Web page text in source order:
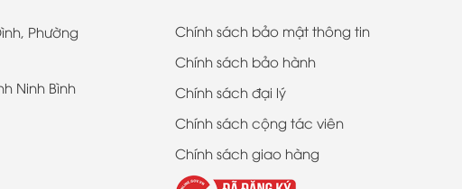
Phường
Ninh Bình
Chính sách bảo mật thông tin
Chính sách bảo hành
Chính sách đại lý
Chính sách cộng tác viên
Chính sách giao hàng